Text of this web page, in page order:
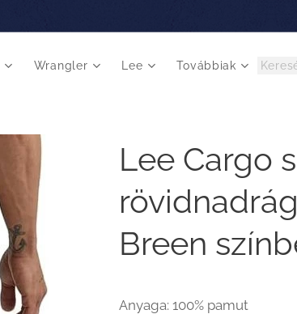
Wrangler Lee Továbbiak
Lee Cargo
Breen
Anyaga: 100% pamut